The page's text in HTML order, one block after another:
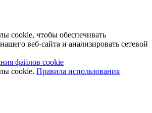
cookie, чтобы обеспечивать
веб-сайта и анализировать сетевой
файлов cookie
cookie. Правила использования